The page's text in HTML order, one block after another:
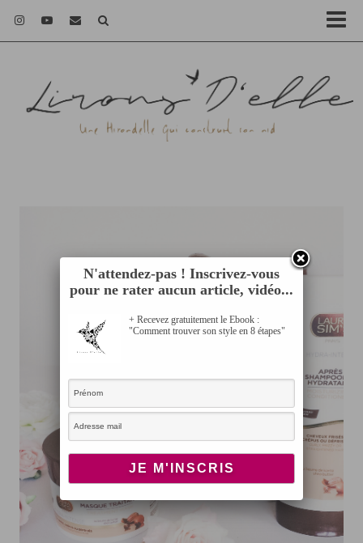
N'attendez-pas ! Inscrivez-vous
pour ne rater aucun article, vidéo...
+ Recevez gratuitement le Ebook :
"Comment trouver son style en 8 étapes"